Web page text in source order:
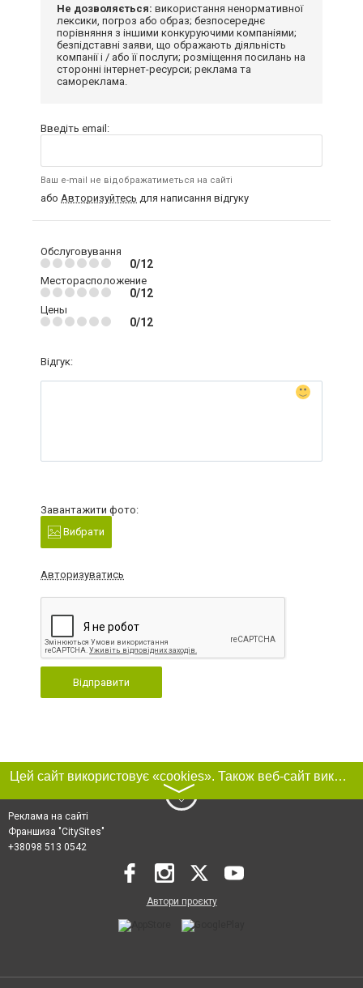
Не дозволяється: використання ненормативної
лексики, погроз або образ; безпосереднє
порівняння з іншими конкуруючими компаніями;
безпідставні заяви, що ображають діяльність
компанії і / або її послуги; розміщення посилань на
сторонні інтернет-ресурси; реклама та
самореклама.
Введіть email:
Ваш e-mail не відображатиметься на сайті
або Авторизуйтесь для написання відгуку
Обслуговування
0/12
Месторасположение
0/12
Цены
0/12
Відгук:
Завантажити фото:
Вибрати
Авторизуватись
Відправити
Цей сайт використовує «cookies». Також веб-сайт використовує інтернет-сервіс для збору технічних даних стосовно відвідувачів з метою отримання маркетингової та статистичної інформації. Умови обробки даних відвідувачів сайту див.
〉
Реклама на сайті
Франшиза "CitySites"
+38098 513 0542
Автори проєкту